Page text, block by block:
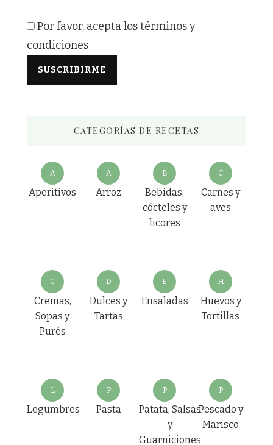
Por favor, acepta los términos y
condiciones
CATEGORÍAS DE RECETAS
A
Aperitivos
A
Arroz
B
Bebidas,
cócteles y
licores
C
Carnes y
aves
C
Cremas,
Sopas y
Purés
D
Dulces y
Tartas
E
Ensaladas
H
Huevos y
Tortillas
L
Legumbres
P
Pasta
P
Patata, Salsas
y
Guarniciones
P
Pescado y
Marisco